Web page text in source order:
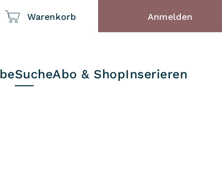
SucheAbo & ShopInserieren
Warenkorb Anmelden